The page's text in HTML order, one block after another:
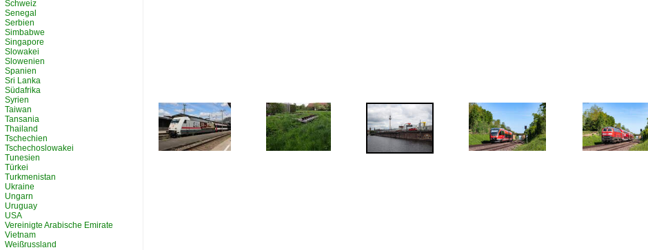
Schweiz
Senegal
Serbien
Simbabwe
Singapore
Slowakei
Slowenien
Spanien
Sri Lanka
Südafrika
Syrien
Taiwan
Tansania
Thailand
Tschechien
Tschechoslowakei
Tunesien
Türkei
Turkmenistan
Ukraine
Ungarn
Uruguay
USA
Vereinigte Arabische Emirate
Vietnam
Weißrussland